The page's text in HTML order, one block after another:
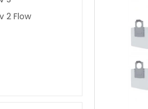
2 Flow